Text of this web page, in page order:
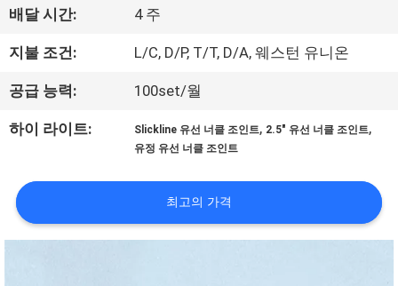
여
공
장
행
배달 시간: 4 주
지불 조건: L/C, D/P, T/T, D/A, 웨스턴 유니온
공급 능력: 100set/월
하이 라이트: Slickline 유선 너클 조인트, 2.5" 유선 너클 조인트,
유정 유선 너클 조인트
최고의 가격